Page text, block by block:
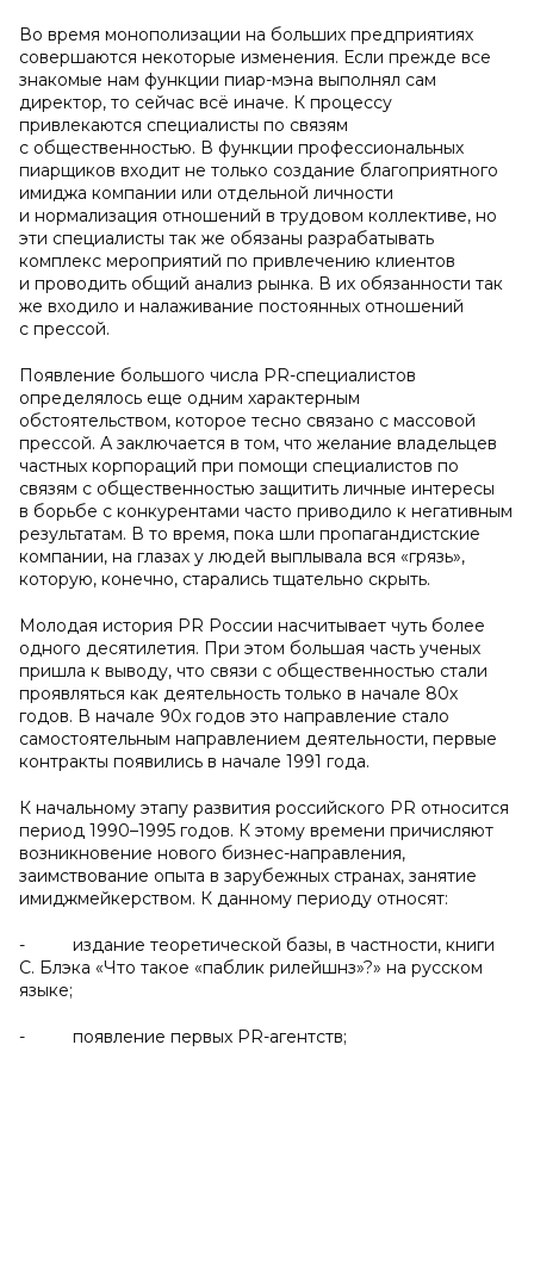
Во время монополизации на больших предприятиях
совершаются некоторые изменения. Если прежде все
знакомые нам функции пиар-мэна выполнял сам
директор, то сейчас всё иначе. К процессу
привлекаются специалисты по связям
с общественностью. В функции профессиональных
пиарщиков входит не только создание благоприятного
имиджа компании или отдельной личности
и нормализация отношений в трудовом коллективе, но
эти специалисты так же обязаны разрабатывать
комплекс мероприятий по привлечению клиентов
и проводить общий анализ рынка. В их обязанности так
же входило и налаживание постоянных отношений
с прессой.
Появление большого числа PR-специалистов
определялось еще одним характерным
обстоятельством, которое тесно связано с массовой
прессой. А заключается в том, что желание владельцев
частных корпораций при помощи специалистов по
связям с общественностью защитить личные интересы
в борьбе с конкурентами часто приводило к негативным
результатам. В то время, пока шли пропагандистские
компании, на глазах у людей выплывала вся «грязь»,
которую, конечно, старались тщательно скрыть.
Молодая история PR России насчитывает чуть более
одного десятилетия. При этом большая часть ученых
пришла к выводу, что связи с общественностью стали
проявляться как деятельность только в начале 80х
годов. В начале 90х годов это направление стало
самостоятельным направлением деятельности, первые
контракты появились в начале 1991 года.
К начальному этапу развития российского PR относится
период 1990–1995 годов. К этому времени причисляют
возникновение нового бизнес-направления,
заимствование опыта в зарубежных странах, занятие
имиджмейкерством. К данному периоду относят:
- издание теоретической базы, в частности, книги
С. Блэка «Что такое «паблик рилейшнз»?» на русском
языке;
- появление первых PR-агентств;